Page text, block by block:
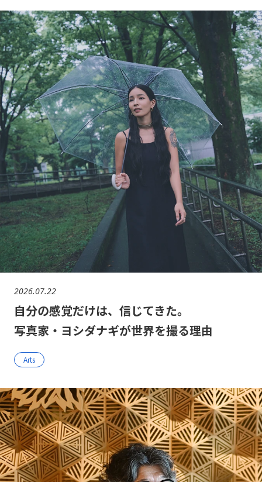
2026.07.22
自分の感覚だけは、信じてきた。
写真家・ヨシダナギが世界を撮る理由
Arts